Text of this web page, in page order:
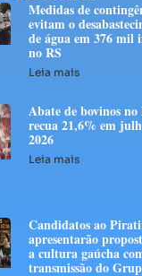
Medidas de
evitam o
de água em 376 mil
no RS
Leia mais
Abate de bovinos
recua 21,6% em
2026
Leia mais
Candidatos ao
apresentarão
a cultura gaúcha
transmissão do